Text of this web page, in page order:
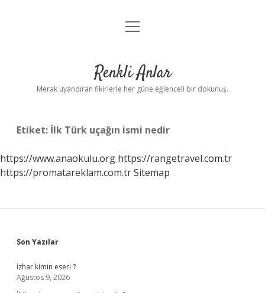
Anasayfa
Yasal Uyarı
menüyü
Renkli Anlar
Merak uyandıran fikirlerle her güne eğlenceli bir dokunuş.
Etiket: İlk Türk uçağın ismi nedir
https://www.anaokulu.org https://rangetravel.com.tr
https://promatareklam.com.trSitemap
Sidebar
Son Yazılar
İzhar kimin eseri ?
Ağustos 9, 2026